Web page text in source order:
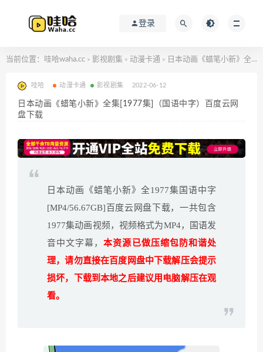
登录
当前位置： 哇哈waha.cc > 影视剧集 > 动漫卡通 > 日本动画《蜡笔小新》全集[1977集]（国语中字）百度云网盘下载
哇哈 动漫卡通 影视剧集 2022-06-12
日本动画《蜡笔小新》全集[1977集]（国语中字）百度云网
盘下载
日本动画《蜡笔小新》全1977集国语中字
[MP4/56.67GB]百度云网盘下载，一共包含
1977集动画视频，视频格式为MP4，国语发
音中文字幕，本资源已做压缩包防和谐处
理，请勿直接在百度网盘中下载解压会提示
损坏，下载到本地之后建议用电脑解压在观
看。